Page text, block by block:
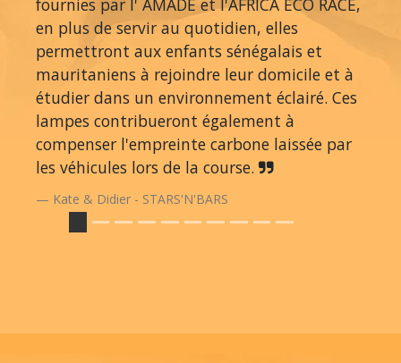
fournies par l' AMADE et l'AFRICA ECO RACE,
en plus de servir au quotidien, elles
permettront aux enfants sénégalais et
mauritaniens à rejoindre leur domicile et à
étudier dans un environnement éclairé. Ces
lampes contribueront également à
compenser l'empreinte carbone laissée par
les véhicules lors de la course.
Kate & Didier - STARS'N'BARS